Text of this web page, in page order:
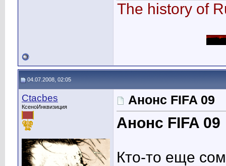
The history of
04.07.2008, 02:05
Ctacbes
КсеноИнквизиция Анонс FIFA 09
Анонс FIFA 09
Кто-то еще